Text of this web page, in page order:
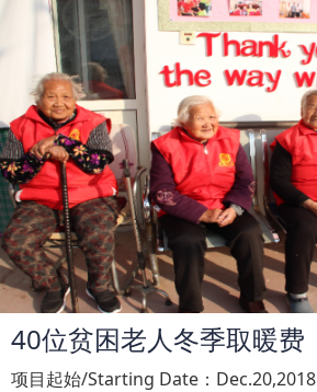
40位贫困老人冬季取暖费
项目起始/Starting Date：Dec.20,2018